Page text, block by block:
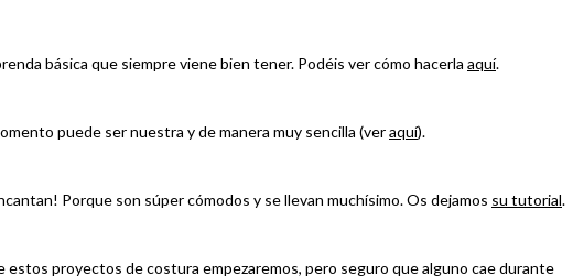
básica que siempre viene bien tener. Podéis ver cómo hacerla aquí.
puede ser nuestra y de manera muy sencilla (veraquí).
Porque son súper cómodos y se llevan muchísimo. Os dejamos su tutorial.
estos proyectos de costura empezaremos, pero seguro que alguno cae durante